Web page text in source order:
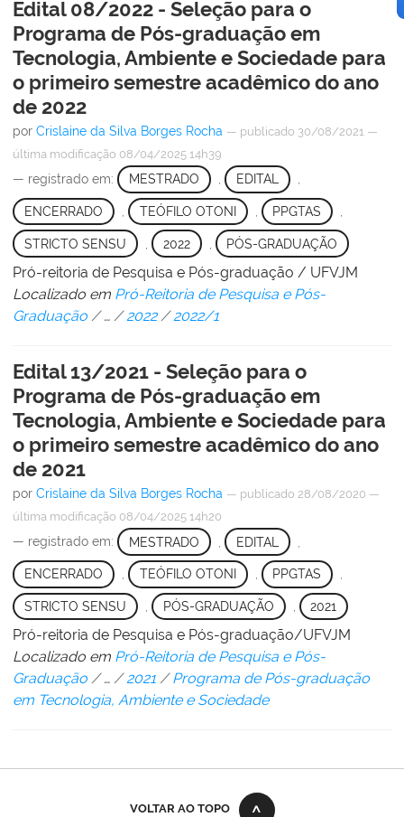
Edital 08/2022 - Seleção para o
Programa de Pós-graduação em
Tecnologia, Ambiente e Sociedade para
o primeiro semestre acadêmico do ano
de 2022
por Crislaine da Silva Borges Rocha — publicado 30/08/2021 —
última modificação 08/04/2025 14h39
— registrado em: MESTRADO , EDITAL ,
ENCERRADO TEÓFILO OTONI PPGTAS
STRICTO SENSU 2022 PÓS-GRADUAÇÃO
Pró-reitoria de Pesquisa e Pós-graduação / UFVJM
Localizado em Pró-Reitoria de Pesquisa e Pós-
Graduação /… /2022 /2022/1
Edital 13/2021 - Seleção para o
Programa de Pós-graduação em
Tecnologia, Ambiente e Sociedade para
o primeiro semestre acadêmico do ano
de 2021
por Crislaine da Silva Borges Rocha — publicado 28/08/2020 —
última modificação 08/04/2025 14h20
— registrado em: MESTRADO EDITAL
ENCERRADO , TEÓFILO OTONI , PPGTAS ,
STRICTO SENSU PÓS-GRADUAÇÃO 2021
Pró-reitoria de Pesquisa e Pós-graduação/UFVJM
Localizado em Pró-Reitoria de Pesquisa e Pós-
Graduação /… /2021 /Programa de Pós-graduação
em Tecnologia, Ambiente e Sociedade
VOLTAR AO TOPO